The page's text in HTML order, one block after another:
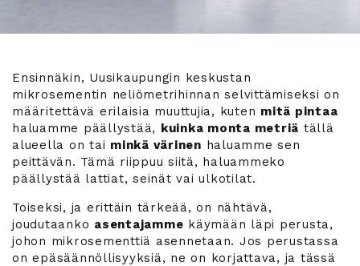
Ensinnäkin, Uusikaupungin keskustan
mikrosementin neliömetrihinnan selvittämiseksi on
määritettävä erilaisia muuttujia, kuten mitä pintaa
haluamme päällystää, kuinka monta metriä tällä
alueella on tai minkä värinen haluamme sen
peittävän. Tämä riippuu siitä, haluammeko
päällystää lattiat, seinät vai ulkotilat.
Toiseksi, ja erittäin tärkeää, on nähtävä,
joudutaanko asentajamme käymään läpi perusta,
johon mikrosementtiä asennetaan. Jos perustassa
on epäsäännöllisyyksiä, ne on korjattava, ja tässä